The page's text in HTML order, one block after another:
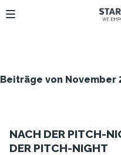
Beiträge von November
NACH DER PITCH-
DER PITCH-NIGHT